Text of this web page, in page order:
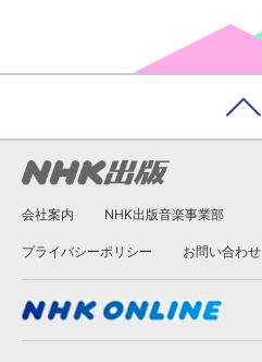
会社案内 NHK出版音楽事業部
プライバシーポリシー お問い合わせ